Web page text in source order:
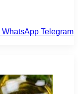
WhatsApp Telegram